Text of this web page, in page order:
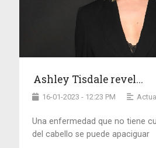
Ashley Tisdale revel...
16-01-2023 - 12:23 PM
Una enfermedad que no tiene
del cabello se puede apaciguar